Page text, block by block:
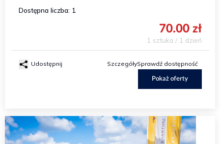
Dostępna liczba: 1
70.00 zł
1 sztuka / 1 dzień
Udostępnij SzczegółySprawdź dostępność
Pokaż oferty